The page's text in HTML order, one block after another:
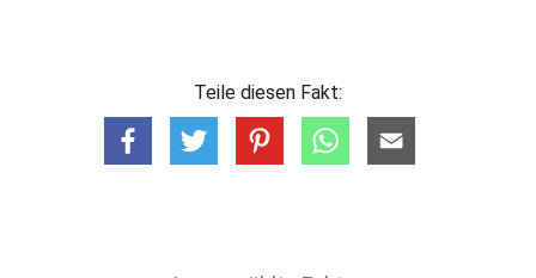
Teile diesen Fakt: